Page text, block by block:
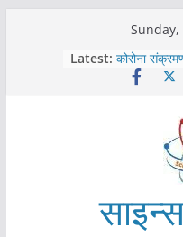
Latest: आकर्षण बढ्दै
कोरोना
मकवानपुरमा
आयुर्वेद
मुख्यमन्त्री शाह